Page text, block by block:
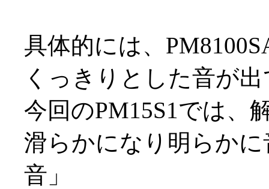
具体的には、
くっきりとした音が
今回のPM15S1では、
滑らかになり明らか
音」